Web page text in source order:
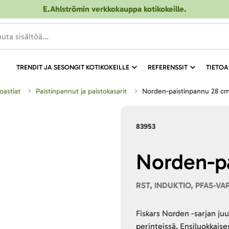
E.Ahlströmin verkkokauppa kotikokeille.
TRENDIT JA SESONGIT KOTIKOKEILLE REFERENSSIT
Paistinpannut ja paistokasarit Norden-paistinpannu 28
83953
Norden-
RST, INDUKTIO, PFAS-
Fiskars Norden -sarjan
perinteissä.